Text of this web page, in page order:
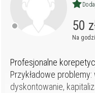
50
Na
Profesjonalne
Przykładowe
dyskontowanie,